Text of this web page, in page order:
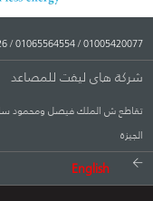
01005420077
/
01065564554
/
شركة هاى ليفت للمصاعد
تقاطع ش الملك فيصل ومحمود
الجيزة
English